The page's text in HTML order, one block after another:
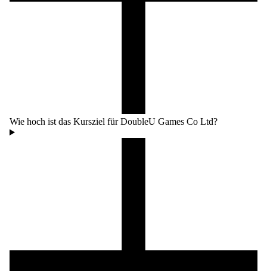
Wie hoch ist das Kursziel für DoubleU Games Co Ltd?